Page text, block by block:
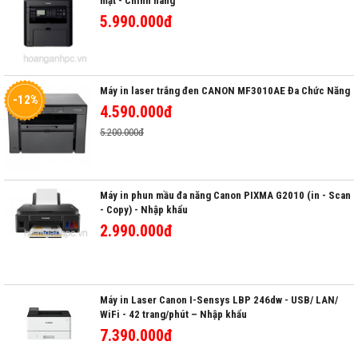
5.990.000đ
-12%
Máy in laser trắng đen CANON MF3010AE Đa Chức Năng
4.590.000đ
5.200.000đ
Máy in phun mầu đa năng Canon PIXMA G2010 (in - Scan
- Copy) - Nhập khẩu
2.990.000đ
Máy in Laser Canon I-Sensys LBP 246dw - USB/ LAN/
WiFi - 42 trang/phút – Nhập khẩu
7.390.000đ